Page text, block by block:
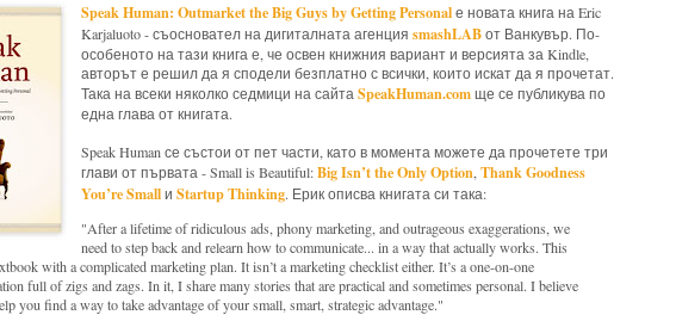
Speak Human: Outmarket the Big Guys by Getting Personalе новата книга на Eric
Karjaluoto - съосновател на дигиталната агенция smashLABот Ванкувър. По-
особеното на тази книга е, че освен книжния вариант и версията за Kindle,
авторът е решил да я сподели безплатно с всички, които искат да я прочетат.
Така на всеки няколко седмици на сайта SpeakHuman.comще се публикува по
една глава от книгата.
Speak Human се състои от пет части, като в момента можете да прочетете три
глави от първата - Small is Beautiful:Big Isn’t the Only Option, Thank Goodness
You’re Smallи Startup Thinking. Ерик описва книгата си така:
"After a lifetime of ridiculous ads, phony marketing, and outrageous exaggerations, we
need to step back and relearn how to communicate... in a way that actually works. This
with a complicated marketing plan. It isn’t a marketing checklist either. It’s a one-on-one
full of zigs and zags. In it, I share many stories that are practical and sometimes personal. I believe
you find a way to take advantage of your small, smart, strategic advantage."